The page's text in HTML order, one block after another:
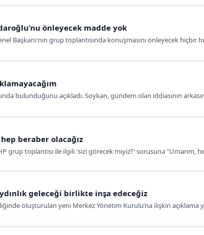
önleyecek madde yok
Başkanı'nın grup toplantısında konuşmasını önleyecek hiçbir
bulunduğunu açıkladı. Soykan, gündem olan iddiasının
hep beraber olacağız
grup toplantısı ile ilgili 'sizi görecek miyiz?' sorusuna "Umarım,
geleceği birlikte inşa edeceğiz
oluşturulan yeni Merkez Yönetim Kurulu’na ilişkin açıklama